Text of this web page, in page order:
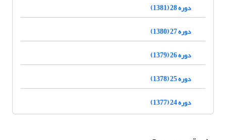
دوره 28 (1381)
دوره 27 (1380)
دوره 26 (1379)
دوره 25 (1378)
دوره 24 (1377)